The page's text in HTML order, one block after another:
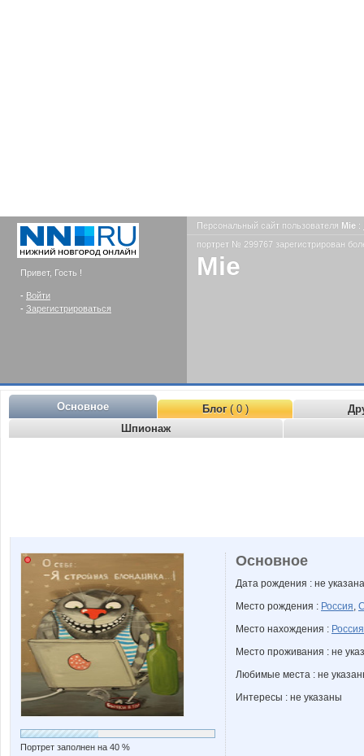
Привет, Гость !
- Войти
- Зарегистрироваться
Персональный сайт пользователя Mie :
портрет № 299767 зарегистрирован
Mie
Основное Блог( 0 )
Шпионаж
Портрет заполнен на 40 %
Основное
Дата рождения : не указана
Место рождения : Россия,
Место нахождения : Россия
Место проживания : не
Любимые места : не
Интересы : не указаны